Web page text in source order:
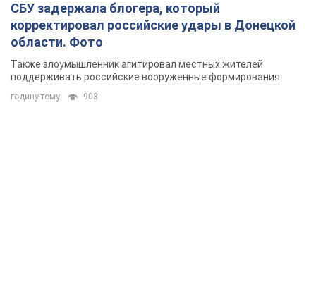
СБУ задержала блогера, который
корректировал российские удары в Донецкой
области. Фото
Также злоумышленник агитировал местных жителей
поддерживать российские вооруженные формирования
годину тому 903